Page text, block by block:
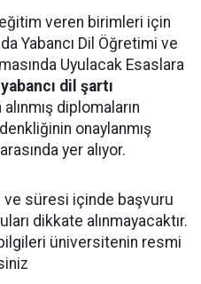
veren birimleri için
Yabancı Dil Öğretimi ve
Uyulacak Esaslara
yabancı dil şartı
diplomaların
onaylanmış
yer alıyor.
ve süresi içinde başvuru
dikkate alınmayacaktır.
üniversitenin resmi